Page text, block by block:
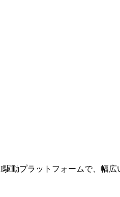
動プラットフォームで、幅